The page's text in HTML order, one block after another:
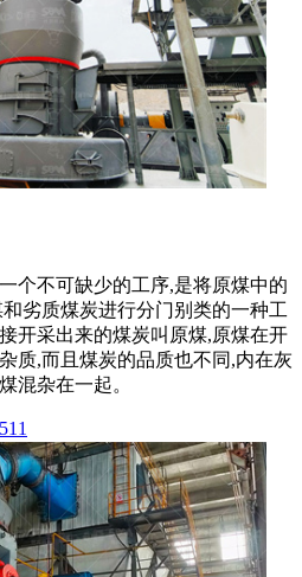
个不可缺少的工序,是将原煤中的
劣质煤炭进行分门别类的一种工
开采出来的煤炭叫原煤,原煤在开
质,而且煤炭的品质也不同,内在灰
混杂在一起。